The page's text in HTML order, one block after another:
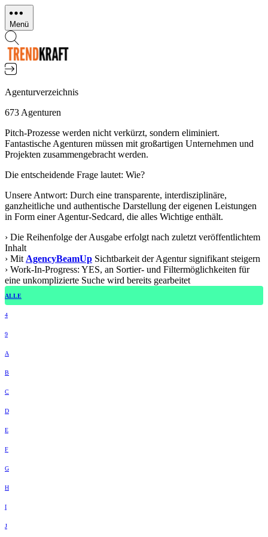
Direkt
zum
Inhalt
Menü
Agenturverzeichnis
673 Agenturen
Pitch-Prozesse werden nicht verkürzt, sondern eliminiert.
Fantastische Agenturen müssen mit großartigen Unternehmen und
Projekten zusammengebracht werden.
Die entscheidende Frage lautet: Wie?
Unsere Antwort: Durch eine transparente, interdisziplinäre,
ganzheitliche und authentische Darstellung der eigenen Leistungen
in Form einer Agentur-Sedcard, die alles Wichtige enthält.
› Die Reihenfolge der Ausgabe erfolgt nach zuletzt veröffentlichtem
Inhalt
› Mit AgencyBeamUp Sichtbarkeit der Agentur signifikant steigern
› Work-In-Progress: YES, an Sortier- und Filtermöglichkeiten für
eine unkomplizierte Suche wird bereits gearbeitet
ALLE
4
9
A
B
C
D
E
F
G
H
I
J